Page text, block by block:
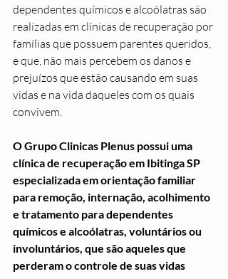
dependentes químicos e alcoólatras são
realizadas em clínicas de recuperação por
famílias que possuem parentes queridos,
e que, não mais percebem os danos e
prejuízos que estão causando em suas
vidas e na vida daqueles com os quais
convivem.
O Grupo Clinicas Plenus possui uma
clínica de recuperação em Ibitinga SP
especializada em orientação familiar
para remoção, internação, acolhimento
e tratamento para dependentes
químicos e alcoólatras, voluntários ou
involuntários, que são aqueles que
perderam o controle de suas vidas